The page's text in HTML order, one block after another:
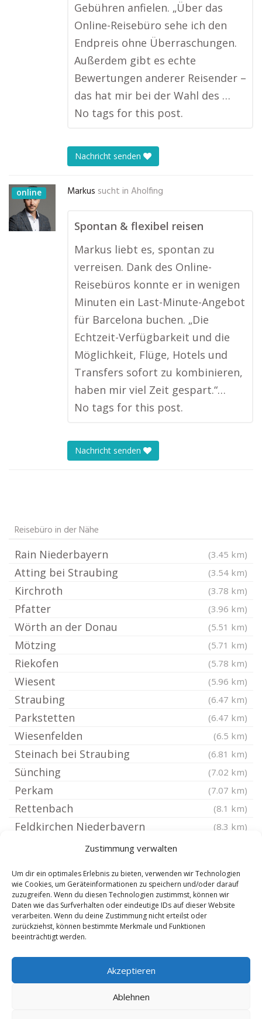
Zustimmung verwalten
Um dir ein optimales Erlebnis zu bieten, verwenden wir Technologien
wie Cookies, um Geräteinformationen zu speichern und/oder darauf
zuzugreifen. Wenn du diesen Technologien zustimmst, können wir
Daten wie das Surfverhalten oder eindeutige IDs auf dieser Website
verarbeiten. Wenn du deine Zustimmung nicht erteilst oder
zurückziehst, können bestimmte Merkmale und Funktionen
beeinträchtigt werden.
Akzeptieren
Ablehnen
Gebühren anfielen. „Über das
Online-Reisebüro sehe ich den
Endpreis ohne Überraschungen.
Außerdem gibt es echte
Bewertungen anderer Reisender –
das hat mir bei der Wahl des …
No tags for this post.
Nachricht senden
online Markus sucht in Aholfing
Spontan & flexibel reisen
Markus liebt es, spontan zu
verreisen. Dank des Online-
Reisebüros konnte er in wenigen
Minuten ein Last-Minute-Angebot
für Barcelona buchen. „Die
Echtzeit-Verfügbarkeit und die
Möglichkeit, Flüge, Hotels und
Transfers sofort zu kombinieren,
haben mir viel Zeit gespart.“…
No tags for this post.
Nachricht senden
Reisebüro in der Nähe
Rain Niederbayern (3.45 km)
Atting bei Straubing (3.54 km)
Kirchroth (3.78 km)
Pfatter (3.96 km)
Wörth an der Donau (5.51 km)
Mötzing (5.71 km)
Riekofen (5.78 km)
Wiesent (5.96 km)
Straubing (6.47 km)
Parkstetten (6.47 km)
Wiesenfelden (6.5 km)
Steinach bei Straubing (6.81 km)
Sünching (7.02 km)
Perkam (7.07 km)
Rettenbach (8.1 km)
Feldkirchen Niederbayern (8.3 km)
Brennberg Oberpfalz
Bach an der Donau (8.85 km)
Geiselhöring (8.91 km)
Aiterhofen
Mitterfels
Falkenfels
Bogen Niederbayern